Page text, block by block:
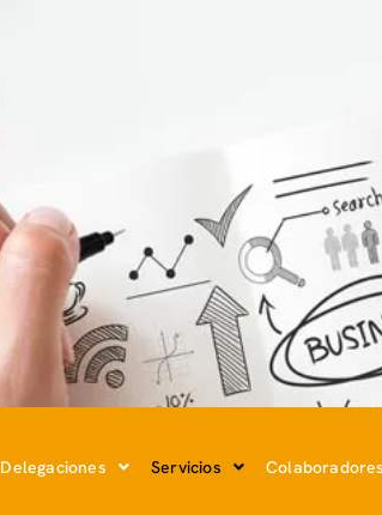
Delegaciones Servicios Colaboradores